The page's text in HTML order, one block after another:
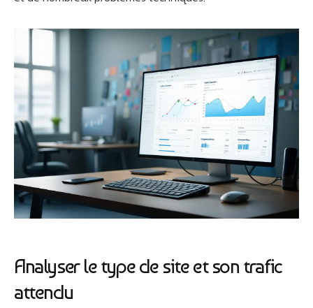
Analyser le type de site et son trafic
attendu